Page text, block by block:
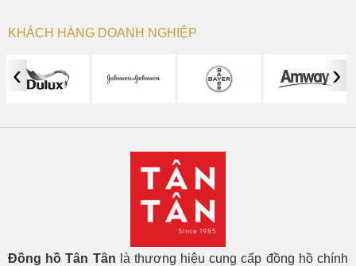
KHÁCH HÀNG DOANH NGHIỆP
‹ ›
Đồng hồ Tân Tân là thương hiệu cung cấp đồng hồ chính